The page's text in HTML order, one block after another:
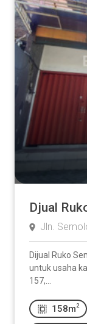
Djual
Jln.
Dijual Ruko
untuk usaha
157,...
158m 2